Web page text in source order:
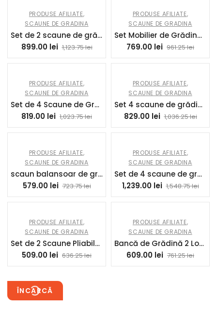
PRODUSE AFILIATE,
SCAUNE DE GRADINA
Set de 2 scaune de grădină pentru exterior din ratan cu perne, cotiere și cadru din oțel pentru terasă 54x65x80 cm gri | Aosom Romania
1,123.75lei
899.00 lei
PRODUSE AFILIATE,
SCAUNE DE GRADINA
Set Mobilier de Grădină 2 Scaune Pliabile din Ratan și Oțel cu Spătar Reglabil pentru Terasă, Balcon, 71x58x111 cm, Negru | Aosom Romania
961.25lei
769.00 lei
PRODUSE AFILIATE,
SCAUNE DE GRADINA
Set de 4 Scaune de Grădină Stivuibile cu Spătar Înalt și Brațe, 56x66x91 cm, Maro Închis | Aosom Romania
1,023.75lei
819.00 lei
PRODUSE AFILIATE,
SCAUNE DE GRADINA
Set 4 scaune de grădină Scaune de terasă stivuibile cu design cu lamele și cotiere 52 x 51 x 90 cm Negru | Aosom Romania
1,036.25lei
829.00 lei
PRODUSE AFILIATE,
SCAUNE DE GRADINA
scaun balansoar de gradina cu sezut din lemn si spatar | Aosom Romania
723.75lei
579.00 lei
PRODUSE AFILIATE,
SCAUNE DE GRADINA
Set de 4 scaune de grădină stivabile din aluminiu și textilenă cu cotiere, set de 4 piese pentru exterior | Aosom Romania
1,548.75lei
1,239.00 lei
PRODUSE AFILIATE,
SCAUNE DE GRADINA
Set de 2 Scaune Pliabile pentru Exterior,Otel si Textilen, Gri si Negru | Aosom Romania
636.25lei
509.00 lei
PRODUSE AFILIATE,
SCAUNE DE GRADINA
Bancă de Grădină 2 Locuri din Răchită PE, Canapea de Exterior cu Perne, Cotiere și Cadru din Oțel, Bancă pentru Terasă și Curte, 132x72x83 cm, Verde Închis | Aosom Romania
761.25lei
609.00 lei
ÎNCARCĂ